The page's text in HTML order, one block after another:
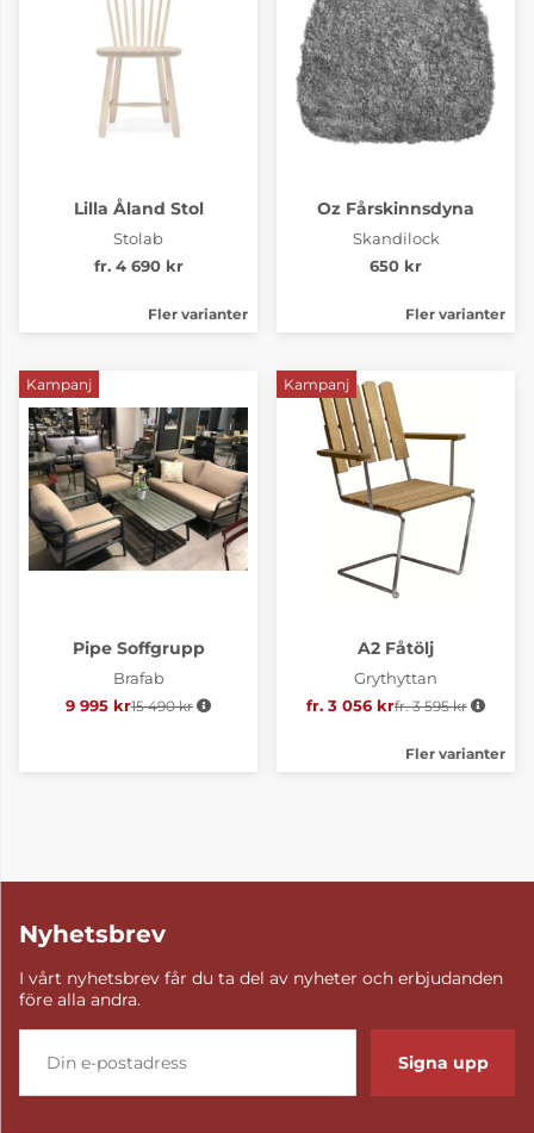
Lilla Åland Stol
Stolab
fr. 4 690 kr
Fler varianter
Oz Fårskinnsdyna
Skandilock
650 kr
Fler varianter
Kampanj
Pipe Soffgrupp
Brafab
9 995 kr Ordinarie pris:
15 490 kr
Kampanj
A2 Fåtölj
Grythyttan
fr. 3 056 krOrdinarie pris:
fr. 3 595 kr
Fler varianter
Nyhetsbrev
I vårt nyhetsbrev får du ta del av nyheter och erbjudanden
före alla andra.
Signa upp